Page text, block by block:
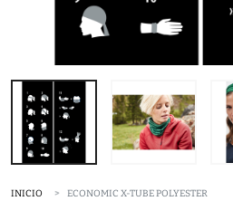
INICIO ECONOMIC X-TUBE POLYESTER